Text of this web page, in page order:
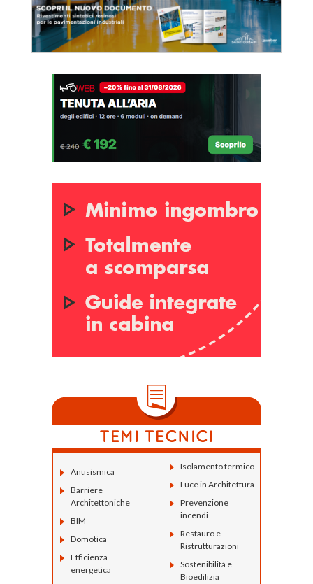
Antisismica
Barriere
Architettoniche
BIM
Domotica
Efficienza
energetica
Isolamento termico
Luce in Architettura
Prevenzione
incendi
Restauro e
Ristrutturazioni
Sostenibilità e
Bioedilizia